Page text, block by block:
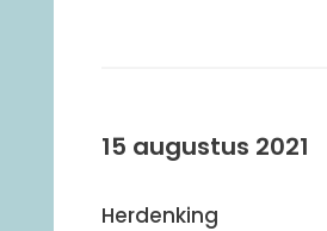
15 augustus 2021
Herdenking